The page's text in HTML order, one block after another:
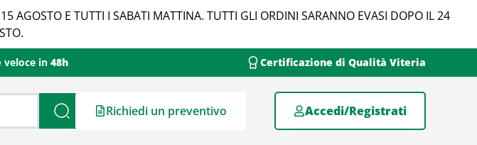
AGOSTO E TUTTI I SABATI MATTINA. TUTTI GLI ORDINI SARANNO EVASI DOPO IL 24
veloce in 48h Certificazione di Qualità Viteria
Cerca Richiedi un preventivo Accedi/Registrati